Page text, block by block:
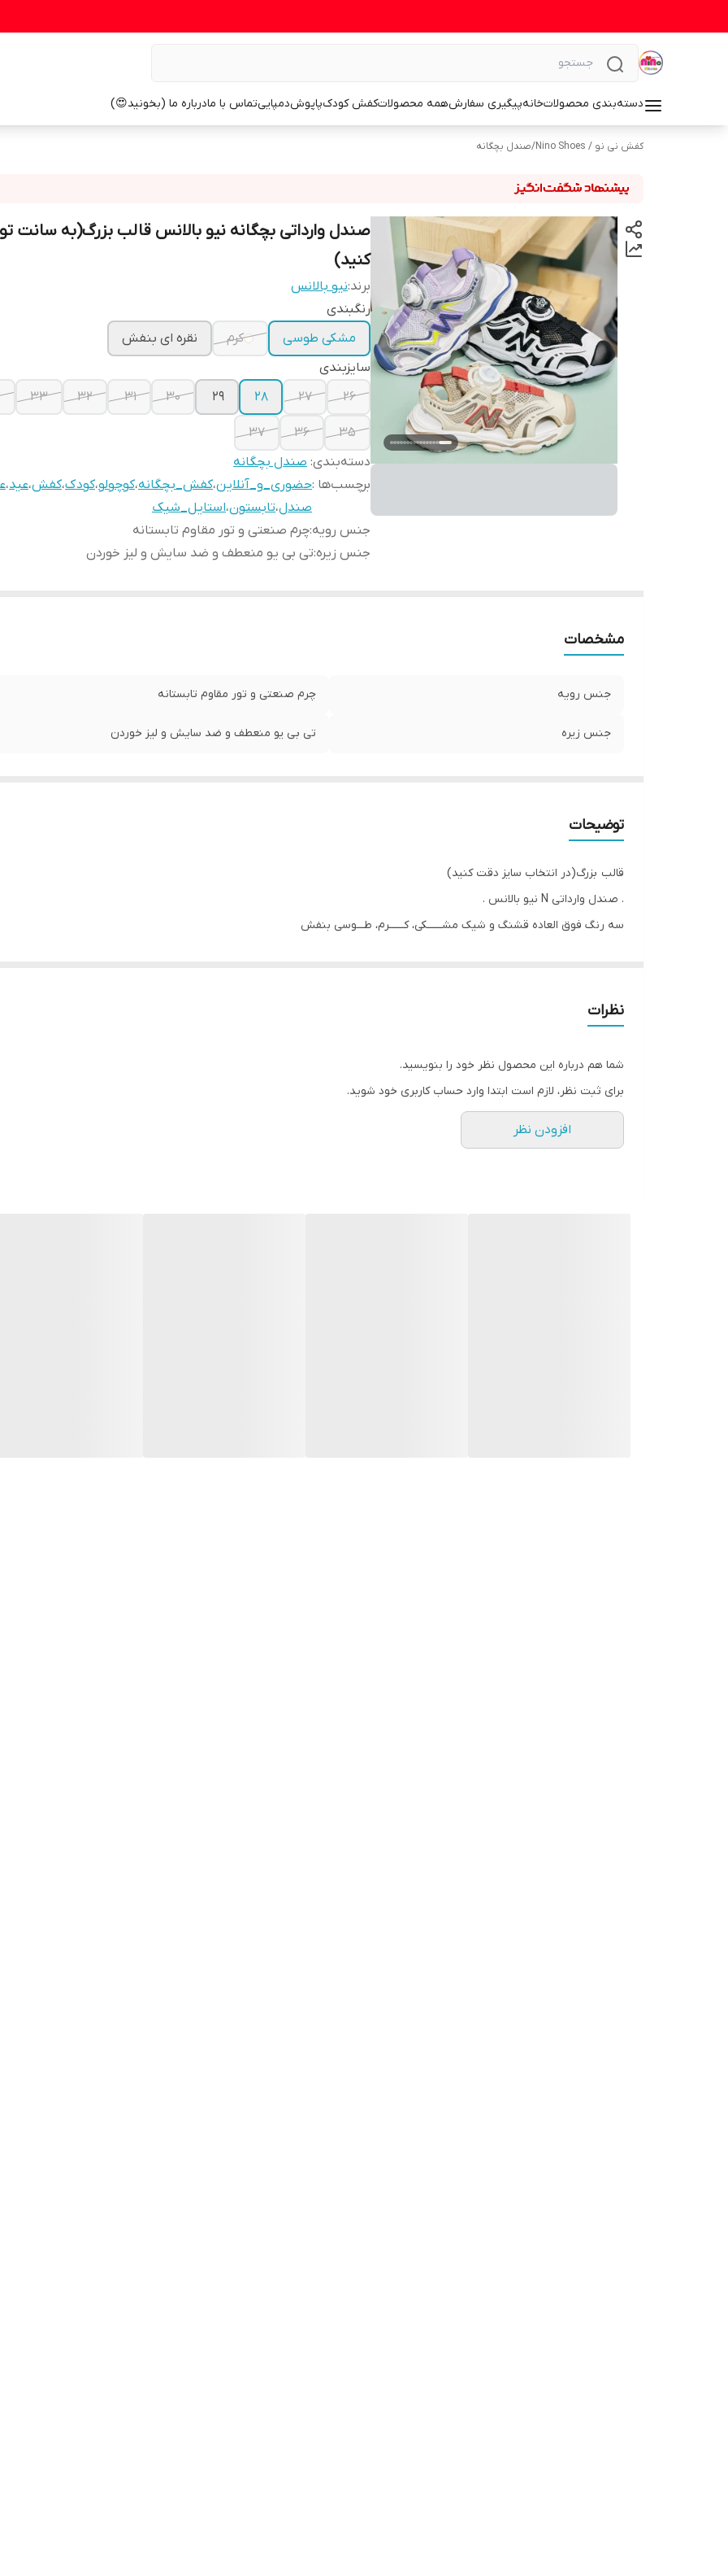
دسته‌بندی محصولاتخانهپیگیری سفارشهمه محصولاتکفش کودکپاپوشدمپاییتماس با مادرباره ما (بخونید😍)
کفش نی نو / Nino Shoes /صندل بچگانه
صندل وارداتی بچگانه نیو بالانس قالب بزرگ(به سانت
کنید)
برند:نیو بالانس
رنگبندی
مشکی طوسی
کرم
نقره ای بنفش
سایزبندی
26
27
28
29
30
31
32
33
35
36
37
دسته‌بندی: صندل بچگانه
برچسب‌ها :حضوری_و_آنلاین،کفش_بچگانه،کوچولو،کودک،کفش،عید،
صندل،تابستون،استایل_شیک
جنس رویه:چرم صنعتی و تور مقاوم تابستانه
جنس زیره:تی بی یو منعطف و ضد سایش و لیز خوردن
مشخصات
جنس رویه چرم صنعتی و تور مقاوم تابستانه
جنس زیره تی بی یو منعطف و ضد سایش و لیز خوردن
توضیحات
قالب بزرگ(در انتخاب سایز دقت کنید)
. صندل وارداتی N نیو بالانس .
سه رنگ فوق العاده قشنگ و شیک مشــــــکی، کــــــرم، طـــوسی بنفش
قالب بــــــزرگ
گارد محافظ برای محافظت از نوک پا ‼
۲۷ مناسب پای 18 سانـــت
نظرات
شما هم درباره این محصول نظر خود را بنویسید.
برای ثبت نظر، لازم است ابتدا وارد حساب کاربری خود شوید.
افزودن نظر